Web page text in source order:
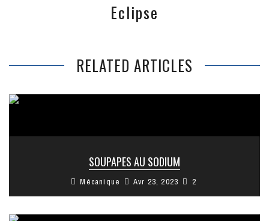
Eclipse
RELATED ARTICLES
SOUPAPES AU SODIUM
Mécanique Avr 23, 2023 2